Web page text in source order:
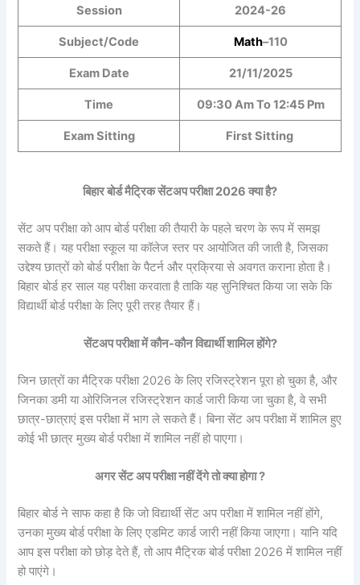
Session 2024-26
Subject/Code Math–110
Exam Date 21/11/2025
Time 09:30 Am To 12:45 Pm
Exam Sitting First Sitting
बिहार बोर्ड मैट्रिक सेंटअप परीक्षा 2026 क्या है?
सेंट अप परीक्षा को आप बोर्ड परीक्षा की तैयारी के पहले चरण के रूप में समझ
सकते हैं। यह परीक्षा स्कूल या कॉलेज स्तर पर आयोजित की जाती है, जिसका
उद्देश्य छात्रों को बोर्ड परीक्षा के पैटर्न और प्रक्रिया से अवगत कराना होता है।
बिहार बोर्ड हर साल यह परीक्षा करवाता है ताकि यह सुनिश्चित किया जा सके कि
विद्यार्थी बोर्ड परीक्षा के लिए पूरी तरह तैयार हैं।
सेंटअपपरीक्षा में कौन-कौन विद्यार्थी शामिल होंगे?
जिन छात्रों का मैट्रिक परीक्षा 2026 के लिए रजिस्ट्रेशन पूरा हो चुका है, और
जिनका डमी या ओरिजिनल रजिस्ट्रेशन कार्ड जारी किया जा चुका है, वे सभी
छात्र-छात्राएं इस परीक्षा में भाग ले सकते हैं। बिना सेंट अप परीक्षा में शामिल हुए
कोई भी छात्र मुख्य बोर्ड परीक्षा में शामिल नहीं हो पाएगा।
अगर सेंट अप परीक्षा नहीं देंगे तो क्या होगा ?
बिहार बोर्ड ने साफ कहा है कि जो विद्यार्थी सेंट अप परीक्षा में शामिल नहीं होंगे,
उनका मुख्य बोर्ड परीक्षा के लिए एडमिट कार्ड जारी नहीं किया जाएगा। यानि यदि
आप इस परीक्षा को छोड़ देते हैं, तो आप मैट्रिक बोर्ड परीक्षा 2026 में शामिल नहीं
हो पाएंगे।